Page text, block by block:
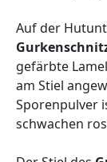
Auf der
gefärbte
am Stiel
Sporenpulver
schwachen